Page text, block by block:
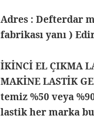
Adres : Defterdar
fabrikası yanı )
İKİNCİ EL ÇIKMA
MAKİNE LASTİK
temiz %50 veya
lastik her marka